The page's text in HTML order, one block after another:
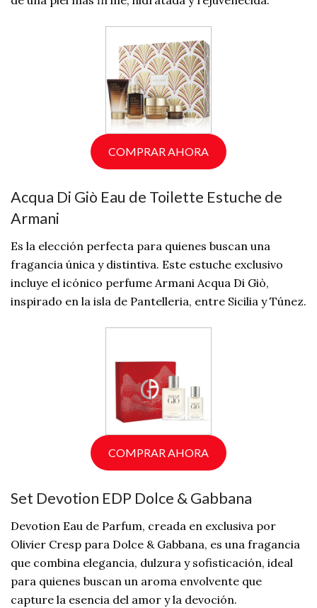
COMPRAR AHORA
Acqua Di Giò Eau de Toilette Estuche de
Armani
Es la elección perfecta para quienes buscan una
fragancia única y distintiva. Este estuche exclusivo
incluye el icónico perfume Armani Acqua Di Giò,
inspirado en la isla de Pantelleria, entre Sicilia y Túnez.
COMPRAR AHORA
Set Devotion EDP Dolce & Gabbana
Devotion Eau de Parfum, creada en exclusiva por
Olivier Cresp para Dolce & Gabbana, es una fragancia
que combina elegancia, dulzura y sofisticación, ideal
para quienes buscan un aroma envolvente que
capture la esencia del amor y la devoción.